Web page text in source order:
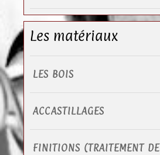
Les matériaux
LES BOIS
ACCASTILLAGES
FINITIONS (TRAITEMENT DE